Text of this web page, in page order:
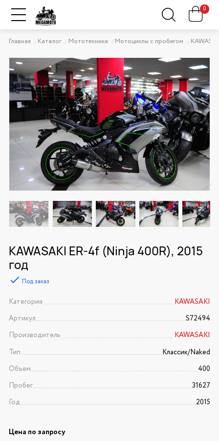
0
Главная Каталог Мототехника Мотоциклы с пробегом
KAWASAKI ER-4f (Ninja 400R), 2015
год
Под заказ
Категория
KAWASAKI
Артикул
S72494
Производитель
KAWASAKI
Тип
Классик/Naked
Объем
400
Пробег
31627
Год
2015
Цена по запросу